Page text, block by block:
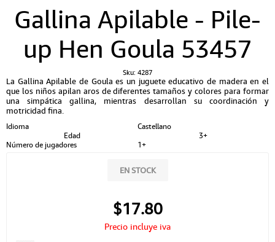
Gallina Apilable - Pile-
up Hen Goula 53457
Sku: 4287
La Gallina Apilable de Goula es un juguete educativo de madera en el
que los niños apilan aros de diferentes tamaños y colores para formar
una simpática gallina, mientras desarrollan su coordinación y
motricidad fina.
Idioma
Castellano
Edad
3+
Número de jugadores
1+
EN STOCK
$17.80
Precio incluye iva